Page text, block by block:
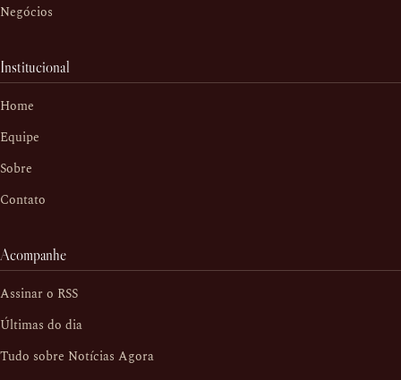
Negócios
Institucional
Home
Equipe
Sobre
Contato
Acompanhe
Assinar o RSS
Últimas do dia
Tudo sobre Notícias Agora